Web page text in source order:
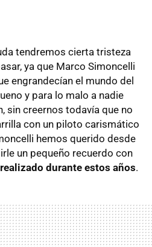
tendremos cierta tristeza
ya que Marco Simoncelli
engrandecían el mundo del
y para lo malo a nadie
sin creernos todavía que no
con un piloto carismático
hemos querido desde
un pequeño recuerdo con
durante estos años.